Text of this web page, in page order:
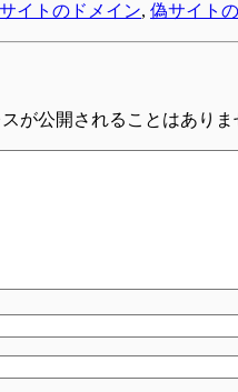
イトのドメイン, 偽サイト
が公開されることはありま